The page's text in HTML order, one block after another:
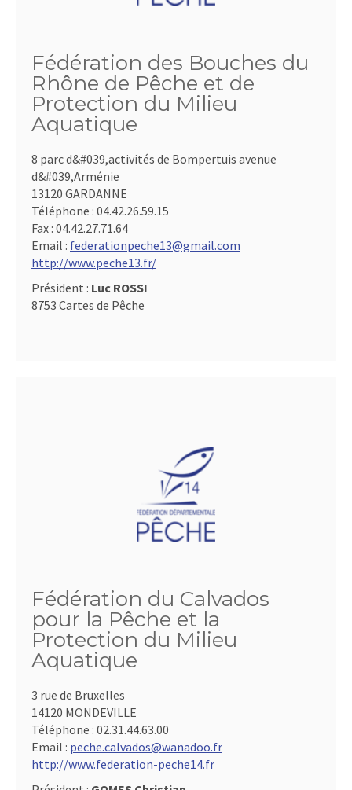
Fédération des Bouches du
Rhône de Pêche et de
Protection du Milieu
Aquatique
8 parc d&#039,activités de Bompertuis avenue
d&#039,Arménie
13120 GARDANNE
Téléphone : 04.42.26.59.15
Fax : 04.42.27.71.64
Email : federationpeche13@gmail.com
http://www.peche13.fr/
Président : Luc ROSSI
8753 Cartes de Pêche
Fédération du Calvados
pour la Pêche et la
Protection du Milieu
Aquatique
3 rue de Bruxelles
14120 MONDEVILLE
Téléphone : 02.31.44.63.00
Email : peche.calvados@wanadoo.fr
http://www.federation-peche14.fr